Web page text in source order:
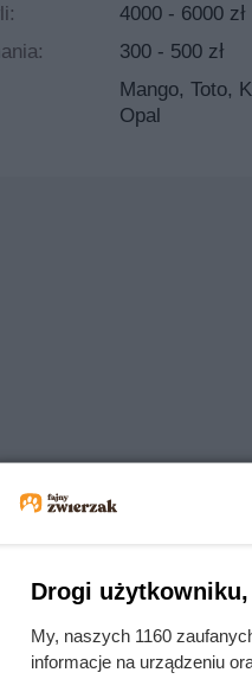
4000 - 6000 zł
300 - 500 zł
Mango, Toto,
Opal
amerykańskiego
Drogi użytkowniku,
My, naszych 1160
informacje na urządzeniu